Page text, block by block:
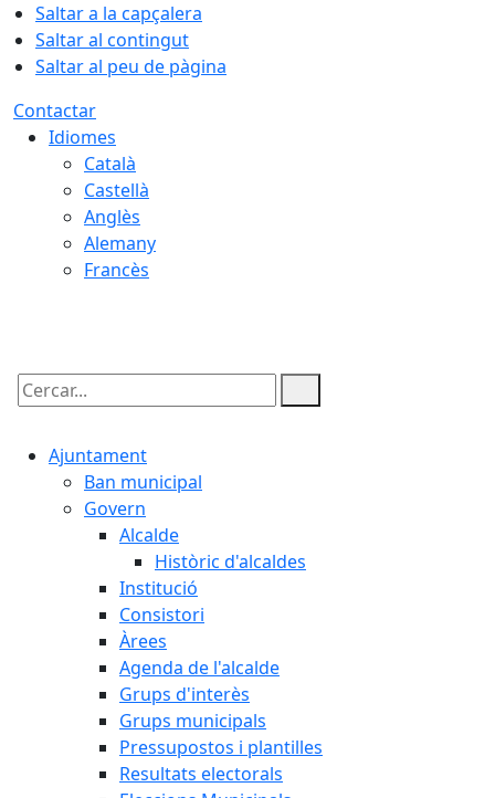
Saltar a la capçalera
Saltar al contingut
Saltar al peu de pàgina
Contactar
Idiomes
Català
Castellà
Anglès
Alemany
Francès
Cercar:
Ajuntament
Ban municipal
Govern
Alcalde
Històric d'alcaldes
Institució
Consistori
Àrees
Agenda de l'alcalde
Grups d'interès
Grups municipals
Pressupostos i plantilles
Resultats electorals